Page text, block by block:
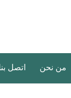
من نحن اتصل